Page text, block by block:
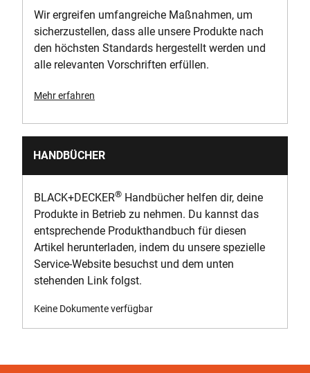
Wir ergreifen umfangreiche Maßnahmen, um
sicherzustellen, dass alle unsere Produkte nach
den höchsten Standards hergestellt werden und
alle relevanten Vorschriften erfüllen.
Mehr erfahren
HANDBÜCHER
BLACK+DECKER® Handbücher helfen dir, deine
Produkte in Betrieb zu nehmen. Du kannst das
entsprechende Produkthandbuch für diesen
Artikel herunterladen, indem du unsere spezielle
Service-Website besuchst und dem unten
stehenden Link folgst.
Keine Dokumente verfügbar